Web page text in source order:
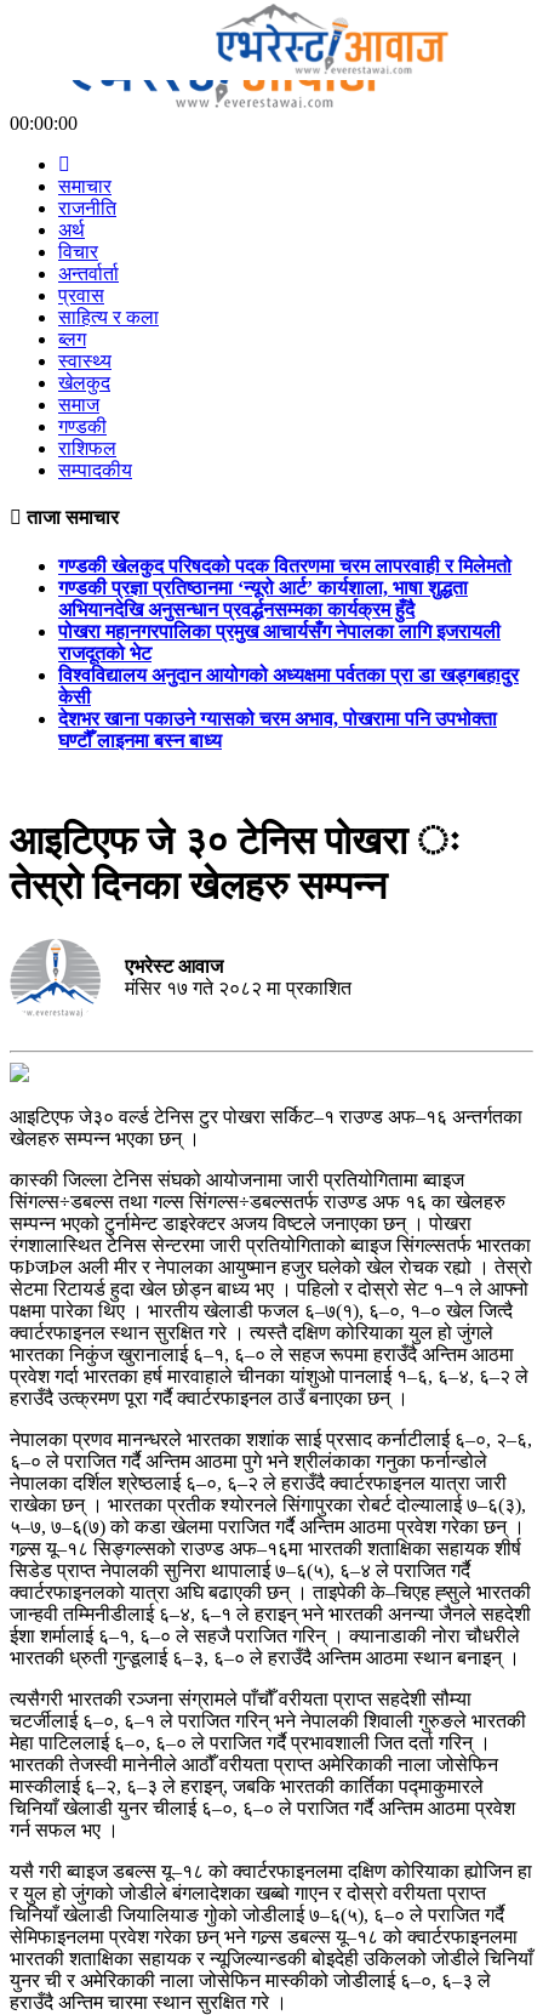
00:00:00
समाचार
राजनीति
अर्थ
विचार
अन्तर्वार्ता
प्रवास
साहित्य र कला
ब्लग
स्वास्थ्य
खेलकुद
समाज
गण्डकी
राशिफल
सम्पादकीय
ताजा समाचार
गण्डकी खेलकुद परिषदको पदक वितरणमा चरम लापरवाही र मिलेमतो
गण्डकी प्रज्ञा प्रतिष्ठानमा ‘न्यूरो आर्ट’ कार्यशाला, भाषा शुद्धता
अभियानदेखि अनुसन्धान प्रवर्द्धनसम्मका कार्यक्रम हुँदै
पोखरा महानगरपालिका प्रमुख आचार्यसँग नेपालका लागि इजरायली
राजदूतको भेट
विश्वविद्यालय अनुदान आयोगको अध्यक्षमा पर्वतका प्रा डा खड्गबहादुर
केसी
देशभर खाना पकाउने ग्यासको चरम अभाव, पोखरामा पनि उपभोक्ता
घण्टौँ लाइनमा बस्न बाध्य
आइटिएफ जे ३० टेनिस पोखरा ः
तेस्रो दिनका खेलहरु सम्पन्न
एभरेस्ट आवाज
मंसिर १७ गते २०८२ मा प्रकाशित
आइटिएफ जे३० वर्ल्ड टेनिस टुर पोखरा सर्किट–१ राउण्ड अफ–१६ अन्तर्गतका
खेलहरु सम्पन्न भएका छन् ।
कास्की जिल्ला टेनिस संघको आयोजनामा जारी प्रतियोगितामा ब्वाइज
सिंगल्स÷डबल्स तथा गल्स सिंगल्स÷डबल्सतर्फ राउण्ड अफ १६ का खेलहरु
सम्पन्न भएको टुर्नामेन्ट डाइरेक्टर अजय विष्टले जनाएका छन् । पोखरा
रंगशालास्थित टेनिस सेन्टरमा जारी प्रतियोगिताको ब्वाइज सिंगल्सतर्फ भारतका
फÞजÞल अली मीर र नेपालका आयुष्मान हजुर घलेको खेल रोचक रह्यो । तेस्रो
सेटमा रिटायर्ड हुदा खेल छोड्न बाध्य भए । पहिलो र दोस्रो सेट १–१ ले आफ्नो
पक्षमा पारेका थिए । भारतीय खेलाडी फजल ६–७(१), ६–०, १–० खेल जित्दै
क्वार्टरफाइनल स्थान सुरक्षित गरे । त्यस्तै दक्षिण कोरियाका युल हो जुंगले
भारतका निकुंज खुरानालाई ६–१, ६–० ले सहज रूपमा हराउँदै अन्तिम आठमा
प्रवेश गर्दा भारतका हर्ष मारवाहाले चीनका यांशुओ पानलाई १–६, ६–४, ६–२ ले
हराउँदै उत्क्रमण पूरा गर्दै क्वार्टरफाइनल ठाउँ बनाएका छन् ।
नेपालका प्रणव मानन्धरले भारतका शशांक साई प्रसाद कर्नाटीलाई ६–०, २–६,
६–० ले पराजित गर्दै अन्तिम आठमा पुगे भने श्रीलंकाका गनुका फर्नान्डोले
नेपालका दर्शिल श्रेष्ठलाई ६–०, ६–२ ले हराउँदै क्वार्टरफाइनल यात्रा जारी
राखेका छन् । भारतका प्रतीक श्योरनले सिंगापुरका रोबर्ट दोल्यालाई ७–६(३),
५–७, ७–६(७) को कडा खेलमा पराजित गर्दै अन्तिम आठमा प्रवेश गरेका छन् ।
गल्र्स यू–१८ सिङ्गल्सको राउण्ड अफ–१६मा भारतकी शताक्षिका सहायक शीर्ष
सिडेड प्राप्त नेपालकी सुनिरा थापालाई ७–६(५), ६–४ ले पराजित गर्दै
क्वार्टरफाइनलको यात्रा अघि बढाएकी छन् । ताइपेकी के–चिएह ह्सुले भारतकी
जान्हवी तम्मिनीडीलाई ६–४, ६–१ ले हराइन् भने भारतकी अनन्या जैनले सहदेशी
ईशा शर्मालाई ६–१, ६–० ले सहजै पराजित गरिन् । क्यानाडाकी नोरा चौधरीले
भारतकी ध्रुती गुन्डूलाई ६–३, ६–० ले हराउँदै अन्तिम आठमा स्थान बनाइन् ।
त्यसैगरी भारतकी रञ्जना संग्रामले पाँचौँ वरीयता प्राप्त सहदेशी सौम्या
चटर्जीलाई ६–०, ६–१ ले पराजित गरिन् भने नेपालकी शिवाली गुरुङले भारतकी
मेहा पाटिललाई ६–०, ६–० ले पराजित गर्दै प्रभावशाली जित दर्ता गरिन् ।
भारतकी तेजस्वी मानेनीले आठौँ वरीयता प्राप्त अमेरिकाकी नाला जोसेफिन
मास्कीलाई ६–२, ६–३ ले हराइन्, जबकि भारतकी कार्तिका पद्माकुमारले
चिनियाँ खेलाडी युनर चीलाई ६–०, ६–० ले पराजित गर्दै अन्तिम आठमा प्रवेश
गर्न सफल भए ।
यसै गरी ब्वाइज डबल्स यू–१८ को क्वार्टरफाइनलमा दक्षिण कोरियाका ह्योजिन हा
र युल हो जुंगको जोडीले बंगलादेशका खब्बो गाएन र दोस्रो वरीयता प्राप्त
चिनियाँ खेलाडी जियालियाङ गुोको जोडीलाई ७–६(५), ६–० ले पराजित गर्दै
सेमिफाइनलमा प्रवेश गरेका छन् भने गल्र्स डबल्स यू–१८ को क्वार्टरफाइनलमा
भारतकी शताक्षिका सहायक र न्यूजिल्यान्डकी बोइदेही उकिलको जोडीले चिनियाँ
युनर ची र अमेरिकाकी नाला जोसेफिन मास्कीको जोडीलाई ६–०, ६–३ ले
हराउँदै अन्तिम चारमा स्थान सुरक्षित गरे ।